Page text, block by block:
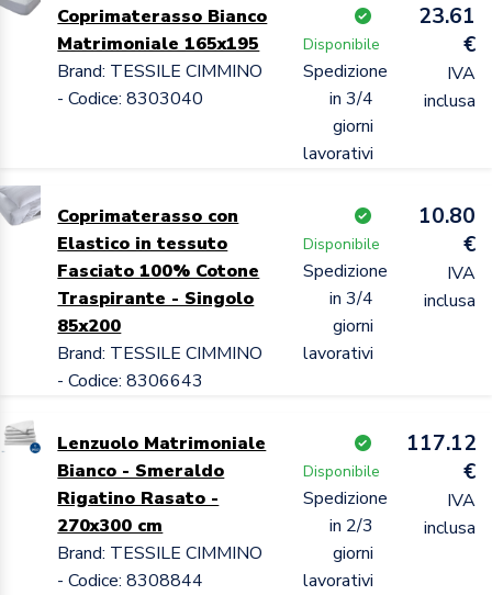
Coprimaterasso Bianco
Matrimoniale 165x195
Brand: TESSILE CIMMINO
- Codice: 8303040
Disponibile
Spedizione
in 3/4
giorni
lavorativi
23.61
€
IVA
inclusa
Coprimaterasso con
Elastico in tessuto
Fasciato 100% Cotone
Traspirante - Singolo
85x200
Brand: TESSILE CIMMINO
- Codice: 8306643
Disponibile
Spedizione
in 3/4
giorni
lavorativi
10.80
€
IVA
inclusa
Lenzuolo Matrimoniale
Bianco - Smeraldo
Rigatino Rasato -
270x300 cm
Brand: TESSILE CIMMINO
- Codice: 8308844
Disponibile
Spedizione
in 2/3
giorni
lavorativi
117.12
€
IVA
inclusa